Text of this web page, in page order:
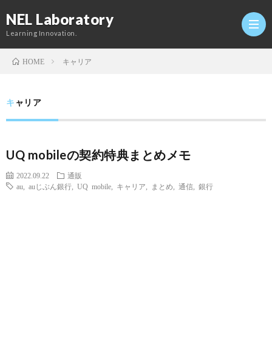
NEL Laboratory
Learning Innovation.
研
HOME キャリア
キャリア
UQ mobileの契約特典まとめメモ
2022.09.22
通販
au
auじぶん銀行 UQ mobile キャリア まとめ 通信 銀行